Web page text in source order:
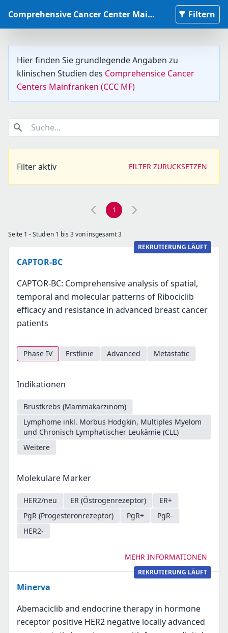
Comprehensive Cancer Center Mainfranken Studiendatenbank Filtern
Hier finden Sie grundlegende Angaben zu
klinischen Studien des Comprehensice Cancer
Centers Mainfranken (CCC MF)
Suche...
Filter aktiv FILTER ZURÜCKSETZEN
1
Seite 1 - Studien 1 bis 3 von insgesamt 3
REKRUTIERUNG LÄUFT
CAPTOR-BC
CAPTOR-BC: Comprehensive analysis of spatial,
temporal and molecular patterns of Ribociclib
efficacy and resistance in advanced breast cancer
patients
Phase IV Erstlinie Advanced Metastatic
Indikationen
Brustkrebs (Mammakarzinom)
Lymphome inkl. Morbus Hodgkin, Multiples Myelom
und Chronisch Lymphatischer Leukämie (CLL)
Weitere
Molekulare Marker
HER2/neu ER (Östrogenrezeptor)
ER+
PgR (Progesteronrezeptor)
PgR+
PgR-
HER2-
MEHR INFORMATIONEN
REKRUTIERUNG LÄUFT
Minerva
Abemaciclib and endocrine therapy in hormone
receptor positive HER2 negative locally advanced